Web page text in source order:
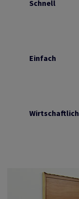
Schnell
Einfach
Wirtschaftlich